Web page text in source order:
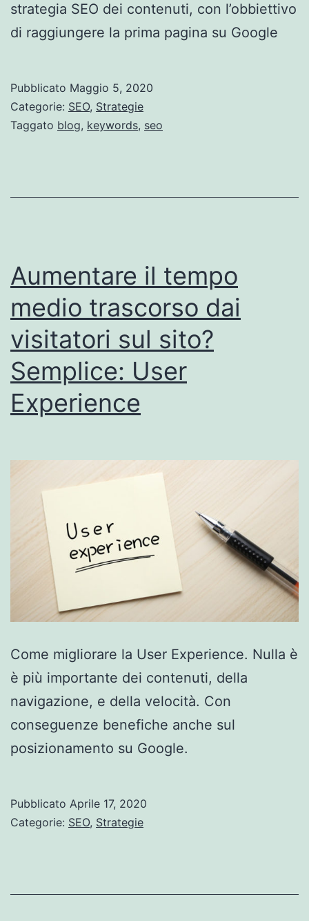
strategia SEO dei contenuti, con l’obbiettivo
di raggiungere la prima pagina su Google
Pubblicato Maggio 5, 2020
Categorie: SEO, Strategie
Taggato blog, keywords, seo
Aumentare il tempo
medio trascorso dai
visitatori sul sito?
Semplice: User
Experience
Come migliorare la User Experience. Nulla è
è più importante dei contenuti, della
navigazione, e della velocità. Con
conseguenze benefiche anche sul
posizionamento su Google.
Pubblicato Aprile 17, 2020
Categorie: SEO, Strategie